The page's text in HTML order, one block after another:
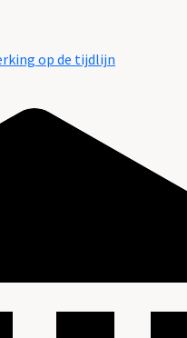
op de tijdlijn